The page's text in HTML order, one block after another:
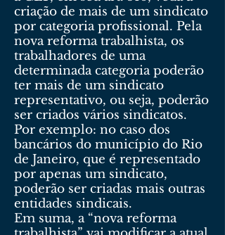
criação de mais de um sindicato
por categoria profissional. Pela
nova reforma trabalhista, os
trabalhadores de uma
determinada categoria poderão
ter mais de um sindicato
representativo, ou seja, poderão
ser criados vários sindicatos.
Por exemplo: no caso dos
bancários do município do Rio
de Janeiro, que é representado
por apenas um sindicato,
poderão ser criadas mais outras
entidades sindicais.
Em suma, a “nova reforma